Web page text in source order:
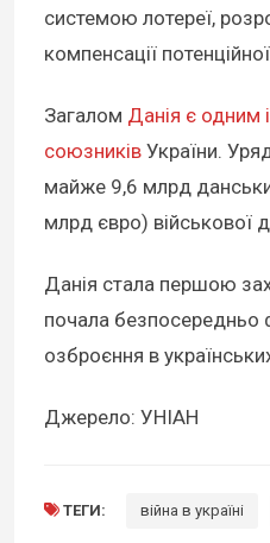
системою лотереї,
компенсації
Загалом Данія є одним
союзників України.
майже 9,6 млрд
млрд євро) військової
Данія стала першою
почала безпосередньо
озброєння в
Джерело: УНІАН
ТЕГИ: війна в україні